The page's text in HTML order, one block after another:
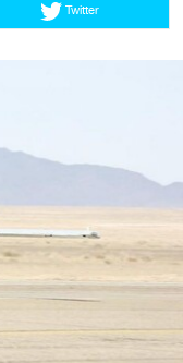
Twitter